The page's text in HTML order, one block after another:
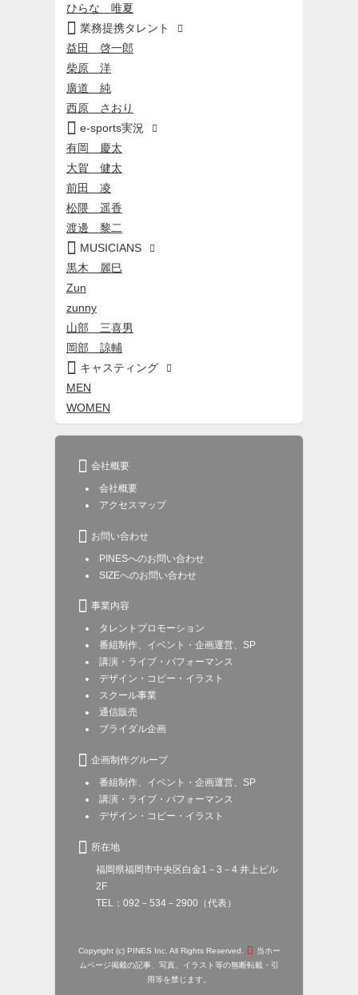
ひらな 唯夏
 業務提携タレント 
益田 啓一郎
柴原 洋
廣道 純
西原 さおり
 e-sports実況 
有岡 慶太
大賀 健太
前田 凌
松隈 遥香
渡邊 黎二
 MUSICIANS 
黒木 麗巳
Zun
zunny
山部 三喜男
岡部 諒輔
 キャスティング 
MEN
WOMEN
 会社概要
会社概要
アクセスマップ
 お問い合わせ
PINESへのお問い合わせ
SIZEへのお問い合わせ
 事業内容
タレントプロモーション
番組制作、イベント・企画運営、SP
講演・ライブ・パフォーマンス
デザイン・コピー・イラスト
スクール事業
通信販売
ブライダル企画
 企画制作グループ
番組制作、イベント・企画運営、SP
講演・ライブ・パフォーマンス
デザイン・コピー・イラスト
 所在地
福岡県福岡市中央区白金1－3－4 井上ビル
2F
TEL：092－534－2900（代表）
Copyright (c) PINES Inc. All Rights Reserved. 
当ホー
ムページ掲載の記事、写真、イラスト等の無断転載・引
用等を禁じます。